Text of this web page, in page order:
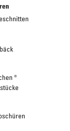
®